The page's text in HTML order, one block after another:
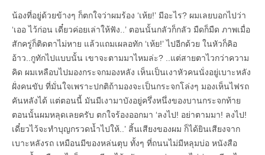
น้องที่อยู่ด้วยข้างๆ ก็ตกใจว่าผมร้อง ‘เห้ย!’ มีอะไร? ผมเลยบอกไปว่า
‘เออ ไว้ก่อน เดี๋ยวค่อยเล่าให้ฟัง..’ ตอนนั้นกลัวก็กลัว มืดก็มืด ภาพเมื่อ
สักครู่ก็ติดตาไม่หาย แล้วแถมเผลอทัก ‘เห้ย!’ ไปอีกด้วย ในหัวก็คิอ
อ้าว..กูทักไปแบบนั้น เขาจะตามมาไหมล่ะ? ..แต่สายตาไวกว่าความ
คิด ผมเหลือบไปมองกระจกมองหลัง เห็นเป็นเงาหัวคนนั่งอยู่เบาะหลัง
ฝั่งคนขับ ที่มั่นใจเพราะปกติถ้ามองจะเป็นกระจกโล่งๆ มองเห็นไฟรถ
คันหลังได้ แต่ตอนนี้ มันมีเงามาบังอยู่ครึ่งหนึ่งของบานกระจกท้าย
ตอนนั้นผมหลุดเลยครับ ตกใจร้องออกมา ‘ลงไป! อย่าตามมา! ลงไป!
เดี๋ยวไว้จะทำบุญกรวดน้ำไปให้..’ สิ้นเสียงของผม ก็ได้ยินเสียงจาก
เบาะหลังรถ เหมือนมีของหล่นตุบ ทั้งๆ ที่ถนนไม่มีหลุมบ่อ หนังสือ